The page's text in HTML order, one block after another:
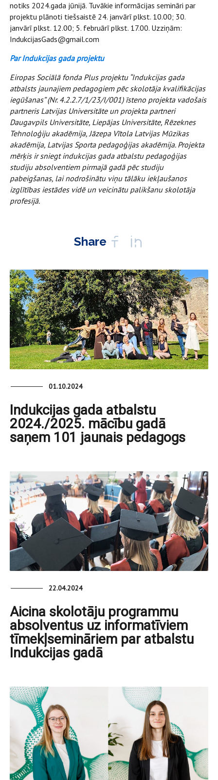
notiks 2024.gada jūnijā. Tuvākie informācijas semināri par
projektu plānoti tiešsaistē 24. janvārī plkst. 10.00; 30.
janvārī plkst. 12.00; 5. februārī plkst. 17.00. Uzziņām:
IndukcijasGads@gmail.com
Par Indukcijas gada projektu
Eiropas Sociālā fonda Plus projektu “Indukcijas gada
atbalsts jaunajiem pedagogiem pēc skolotāja kvalifikācijas
iegūšanas” (Nr. 4.2.2.7/1/23/I/001) īsteno projekta vadošais
partneris Latvijas Universitāte un projekta partneri
Daugavpils Universitāte, Liepājas Universitāte, Rēzeknes
Tehnoloģiju akadēmija, Jāzepa Vītola Latvijas Mūzikas
akadēmija, Latvijas Sporta pedagoģijas akadēmija. Projekta
mērķis ir sniegt indukcijas gada atbalstu pedagoģijas
studiju absolventiem pirmajā gadā pēc studiju
pabeigšanas, lai nodrošinātu viņu tālāku iekļaušanos
izglītības iestādes vidē un veicinātu palikšanu skolotāja
profesijā.
Share
01.10.2024
Indukcijas gada atbalstu
2024./2025. mācību gadā
saņem 101 jaunais pedagogs
22.04.2024
Aicina skolotāju programmu
absolventus uz informatīviem
tīmekļsemināriem par atbalstu
Indukcijas gadā